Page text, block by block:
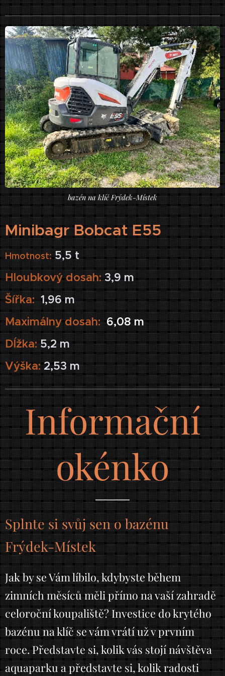
bazén na klíč Frýdek-Místek
Minibagr Bobcat E55
Hmotnost:5,5 t
Hloubkový dosah:3,9 m
Šířka:1,96 m
Maximálny dosah:6,08 m
Dĺžka:5,2 m
Výška:2,53 m
Informační
okénko
Splnte si svůj sen o bazénu
Frýdek-Místek
Jak by se Vám líbilo, kdybyste během
zimních měsíců měli přímo na vaší zahradě
celoroční koupaliště? Investice do krytého
bazénu na klíč se vám vrátí už v prvním
roce. Představte si, kolik vás stojí návštěva
aquaparku a představte si, kolik radosti